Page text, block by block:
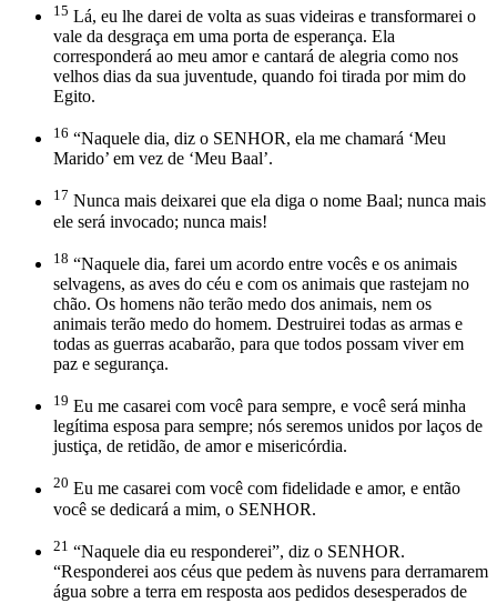
15 Lá, eu lhe darei de volta as suas videiras e transformarei o
vale da desgraça em uma porta de esperança. Ela
corresponderá ao meu amor e cantará de alegria como nos
velhos dias da sua juventude, quando foi tirada por mim do
Egito.
16 “Naquele dia, diz o SENHOR, ela me chamará ‘Meu
Marido’ em vez de ‘Meu Baal’.
17 Nunca mais deixarei que ela diga o nome Baal; nunca mais
ele será invocado; nunca mais!
18 “Naquele dia, farei um acordo entre vocês e os animais
selvagens, as aves do céu e com os animais que rastejam no
chão. Os homens não terão medo dos animais, nem os
animais terão medo do homem. Destruirei todas as armas e
todas as guerras acabarão, para que todos possam viver em
paz e segurança.
19 Eu me casarei com você para sempre, e você será minha
legítima esposa para sempre; nós seremos unidos por laços de
justiça, de retidão, de amor e misericórdia.
20 Eu me casarei com você com fidelidade e amor, e então
você se dedicará a mim, o SENHOR.
21 “Naquele dia eu responderei”, diz o SENHOR.
“Responderei aos céus que pedem às nuvens para derramarem
água sobre a terra em resposta aos pedidos desesperados de